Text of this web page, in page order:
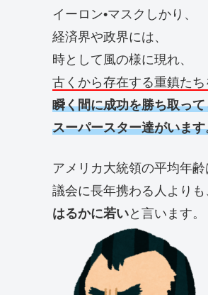
イーロン•マスクしかり、
経済界や政界には、
時として風の様に現れ、
古くから存在する重鎮たち
瞬く間に成功を勝ち取っ
スーパースター達がいます
アメリカ大統領の平均年齢
議会に長年携わる人よりも
はるかに若いと言います。